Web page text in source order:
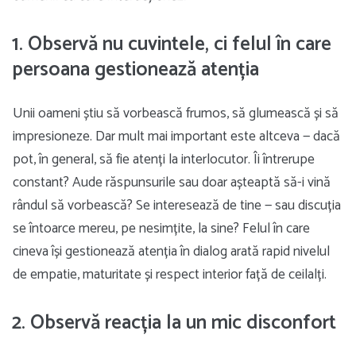
1. Observă nu cuvintele, ci felul în care
persoana gestionează atenția
Unii oameni știu să vorbească frumos, să glumească și să
impresioneze. Dar mult mai important este altceva — dacă
pot, în general, să fie atenți la interlocutor. Îi întrerupe
constant? Aude răspunsurile sau doar așteaptă să-i vină
rândul să vorbească? Se interesează de tine — sau discuția
se întoarce mereu, pe nesimțite, la sine? Felul în care
cineva își gestionează atenția în dialog arată rapid nivelul
de empatie, maturitate și respect interior față de ceilalți.
2. Observă reacția la un mic disconfort